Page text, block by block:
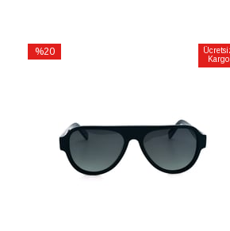
%20
Kargo